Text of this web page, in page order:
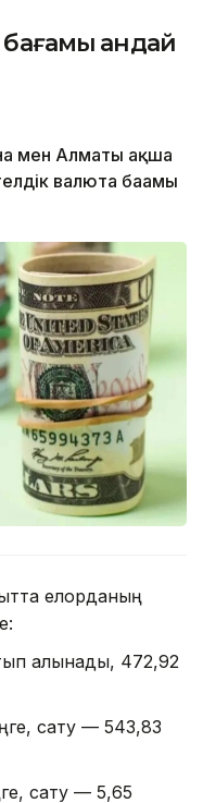
қандай
мен Алматы ақша
валюта бағамы
елорданың
алынады, 472,92
сату — 543,83
сату — 5,65